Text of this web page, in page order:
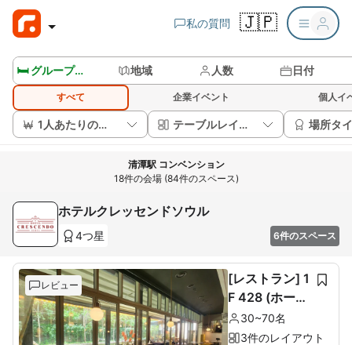
私の質問 🇯🇵
🛏️ グループルームを見る 地域 人数 日付
すべて 企業イベント 個人イ
1人あたりの価格 テーブルレイアウト 場所タ
清潭駅 コンベンション
18件の会場 (84件のスペース)
ホテルクレッセンドソウル
4つ星 6件のスペース
レビュー
[レストラン] 1
F 428 (ホール
60席+ルーム1
0席)
30~70名
3件のレイアウト